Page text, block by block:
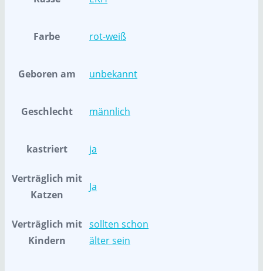
Farbe rot-weiß
Geboren am unbekannt
Geschlecht männlich
kastriert ja
Verträglich mit
Katzen
Ja
Verträglich mit
Kindern
sollten schon
älter sein